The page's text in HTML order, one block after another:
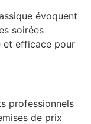
évoquent
soirées
et efficace pour
professionnels
de prix